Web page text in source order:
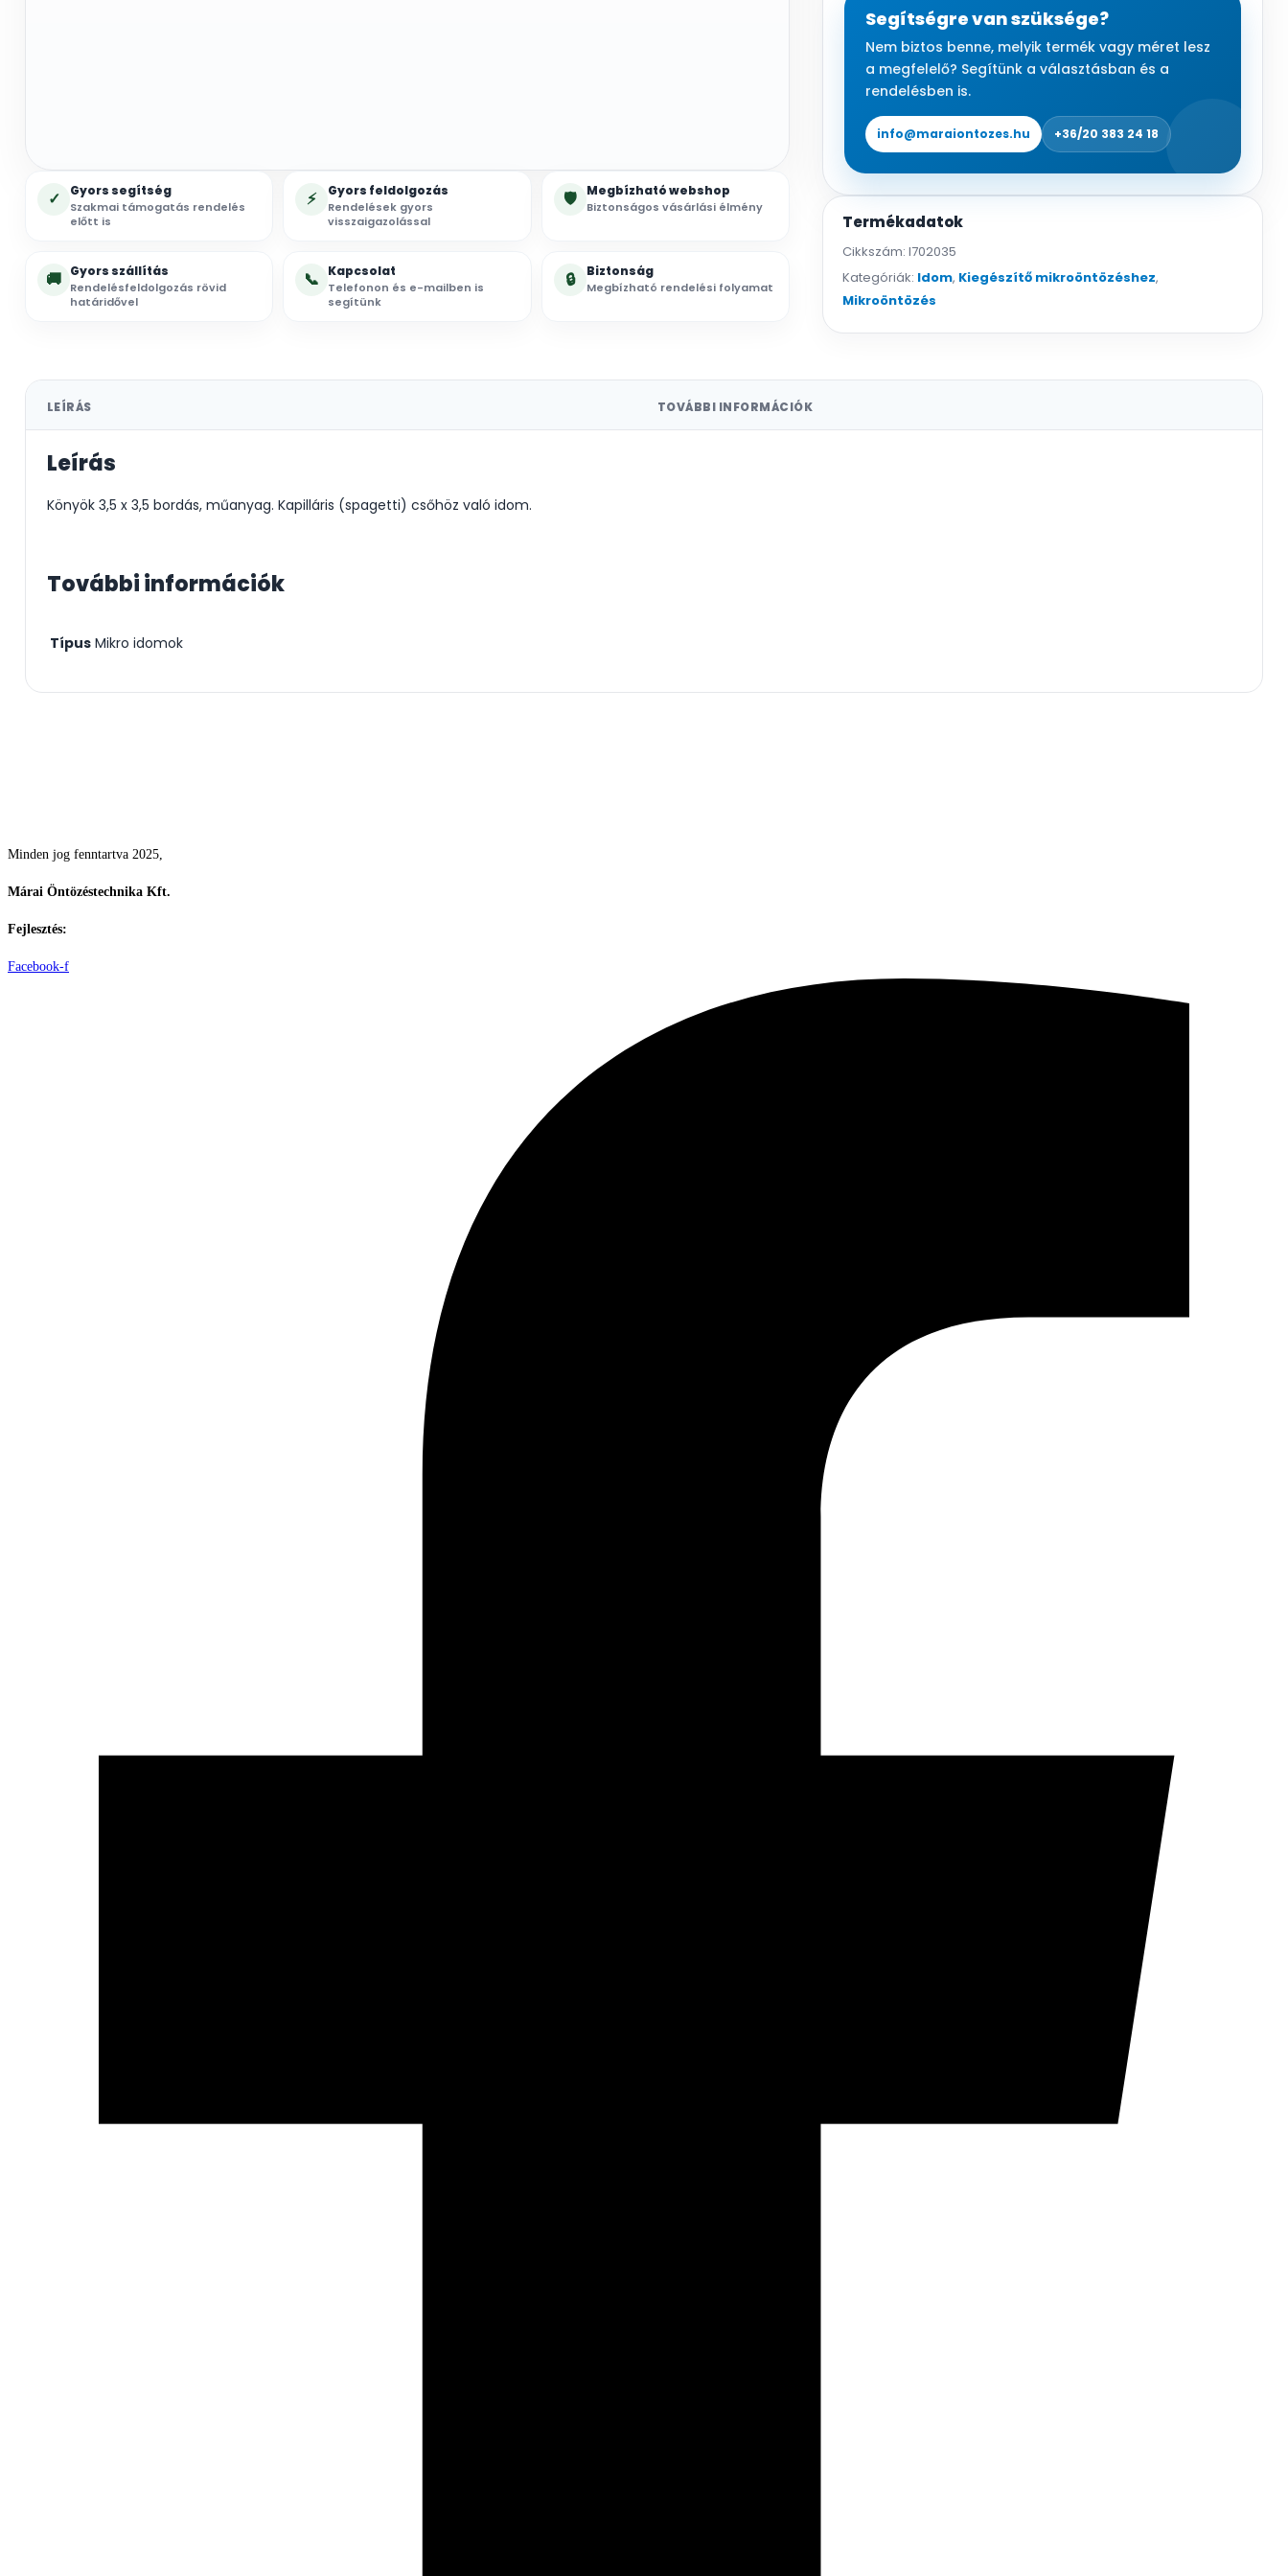
✓ Gyors segítség
Szakmai támogatás rendelés
előtt is
⚡ Gyors feldolgozás
Rendelések gyors
visszaigazolással
🛡 Megbízható webshop
Biztonságos vásárlási élmény
🚚 Gyors szállítás
Rendelésfeldolgozás rövid
határidővel
📞 Kapcsolat
Telefonon és e-mailben is
segítünk
🔒 Biztonság
Megbízható rendelési folyamat
3,5
bordás
mennyiség
Segítségre van szüksége?
Nem biztos benne, melyik termék vagy méret lesz
a megfelelő? Segítünk a választásban és a
rendelésben is.
info@maraiontozes.hu +36/20 383 24 18
Termékadatok
Cikkszám: I702035
Kategóriák: Idom, Kiegészítő mikroöntözéshez,
Mikroöntözés
LEÍRÁS TOVÁBBI INFORMÁCIÓK
Leírás
Könyök 3,5 x 3,5 bordás, műanyag. Kapilláris (spagetti) csőhöz való idom.
További információk
Típus Mikro idomok
Minden jog fenntartva 2025,
Márai Öntözéstechnika Kft.
Fejlesztés:
Facebook-f